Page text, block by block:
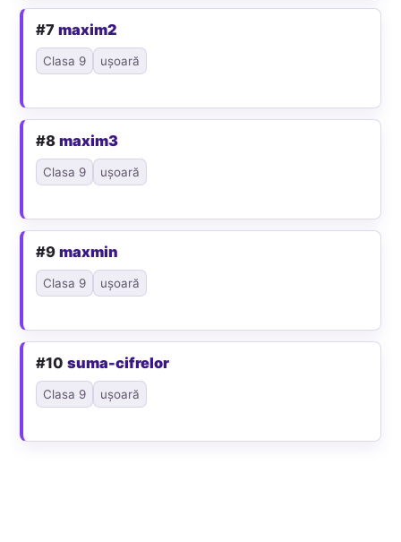
#7maxim2
Clasa 9 ușoară
#8maxim3
Clasa 9 ușoară
#9maxmin
Clasa 9 ușoară
#10suma-cifrelor
Clasa 9 ușoară